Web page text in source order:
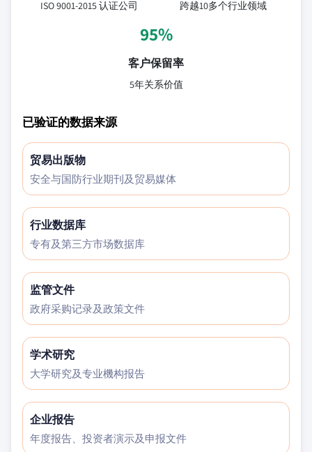
ISO 9001-2015 认证公司 跨越10多个行业领域
95%
客户保留率
5年关系价值
已验证的数据来源
贸易出版物
安全与国防行业期刊及贸易媒体
行业数据库
专有及第三方市场数据库
监管文件
政府采购记录及政策文件
学术研究
大学研究及专业機构报告
企业报告
年度报告、投资者演示及申报文件